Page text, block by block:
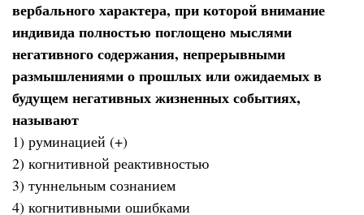
вербального характера, при которой внимание
индивида полностью поглощено мыслями
негативного содержания, непрерывными
размышлениями о прошлых или ожидаемых в
будущем негативных жизненных событиях,
называют
1) руминацией (+)
2) когнитивной реактивностью
3) туннельным сознанием
4) когнитивными ошибками